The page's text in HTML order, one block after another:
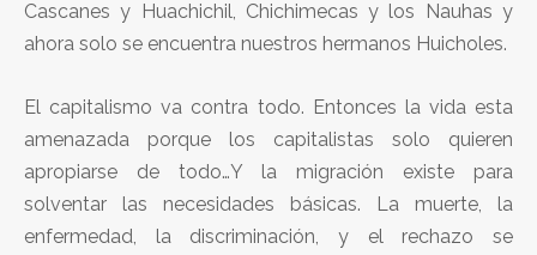
Cascanes y Huachichil, Chichimecas y los Nauhas y
ahora solo se encuentra nuestros hermanos Huicholes.
El capitalismo va contra todo. Entonces la vida esta
amenazada porque los capitalistas solo quieren
apropiarse de todo…Y la migración existe para
solventar las necesidades básicas. La muerte, la
enfermedad, la discriminación, y el rechazo se